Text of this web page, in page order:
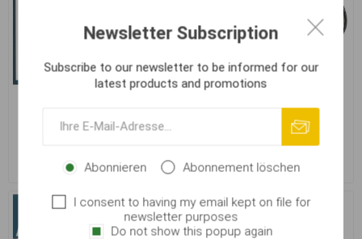
Ab € 1,61
Fudo Delta Mejina #5 (8ks)
€ 1,61
Newsletter Subscription
Subscribe to our newsletter to be informed for our
latest products and promotions
Abonnieren Abonnement löschen
I consent to having my email kept on file for
newsletter purposes
Do not show this popup again